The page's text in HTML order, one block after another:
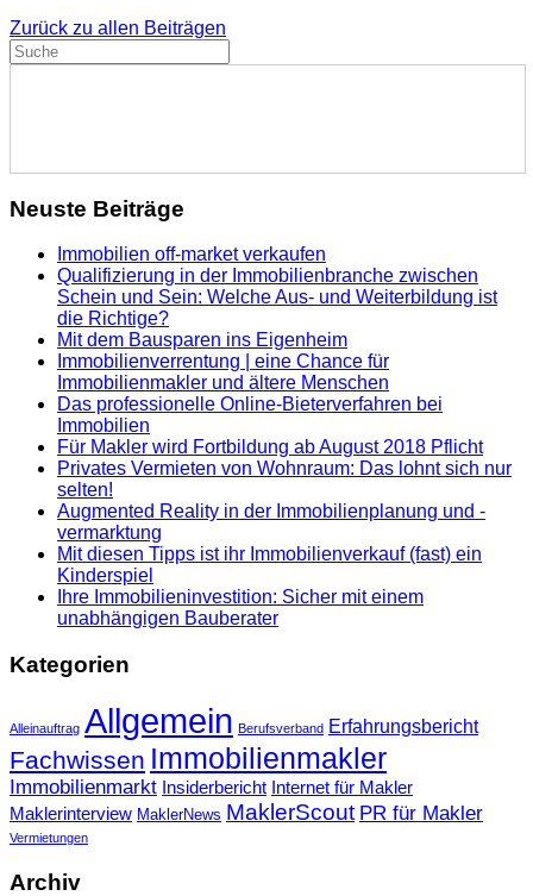
Zurück zu allen Beiträgen
Neuste Beiträge
Immobilien off-market verkaufen
Qualifizierung in der Immobilienbranche zwischen
Schein und Sein: Welche Aus- und Weiterbildung ist
die Richtige?
Mit dem Bausparen ins Eigenheim
Immobilienverrentung | eine Chance für
Immobilienmakler und ältere Menschen
Das professionelle Online-Bieterverfahren bei
Immobilien
Für Makler wird Fortbildung ab August 2018 Pflicht
Privates Vermieten von Wohnraum: Das lohnt sich nur
selten!
Augmented Reality in der Immobilienplanung und -
vermarktung
Mit diesen Tipps ist ihr Immobilienverkauf (fast) ein
Kinderspiel
Ihre Immobilieninvestition: Sicher mit einem
unabhängigen Bauberater
Kategorien
Alleinauftrag Allgemein Berufsverband Erfahrungsbericht
Fachwissen Immobilienmakler
Immobilienmarkt Insiderbericht Internet für Makler
Maklerinterview MaklerNews MaklerScout PR für Makler
Vermietungen
Archiv